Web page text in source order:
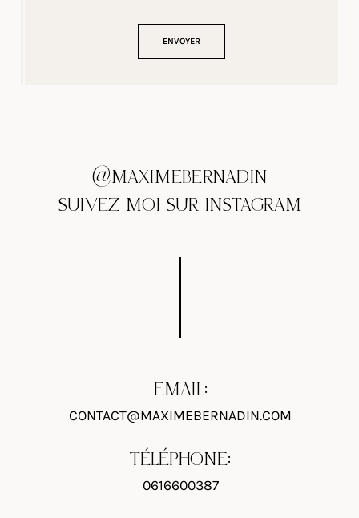
@MAXIMEBERNADIN
SUIVEZ MOI SUR INSTAGRAM
EMAIL:
CONTACT@MAXIMEBERNADIN.COM
TÉLÉPHONE:
0616600387